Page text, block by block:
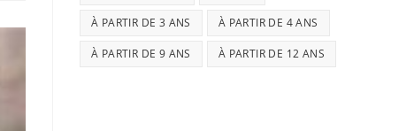
À PARTIR DE 3 ANS À PARTIR DE 4 ANS
À PARTIR DE 9 ANS À PARTIR DE 12 ANS